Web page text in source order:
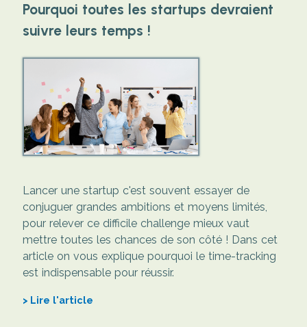
Pourquoi toutes les startups devraient
suivre leurs temps !
Lancer une startup c'est souvent essayer de
conjuguer grandes ambitions et moyens limités,
pour relever ce difficile challenge mieux vaut
mettre toutes les chances de son côté ! Dans cet
article on vous explique pourquoi le time-tracking
est indispensable pour réussir.
Lire l'article